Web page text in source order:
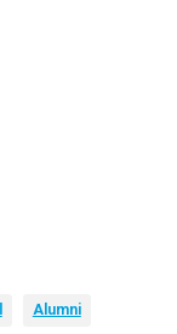
Alumni